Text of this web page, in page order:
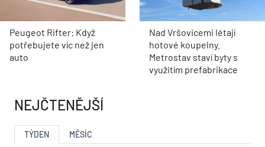
Peugeot Rifter: Když
potřebujete víc než jen
auto
Nad Vršovicemi létají
hotové koupelny.
Metrostav staví byty s
využitím prefabrikace
NEJČTENĚJŠÍ
TÝDEN MĚSÍC